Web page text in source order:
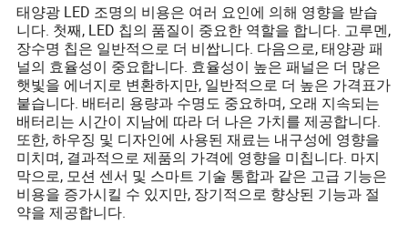
태양광 LED 조명의 비용은 여러 요인에 의해 영향을 받습
니다. 첫째, LED 칩의 품질이 중요한 역할을 합니다. 고루멘,
장수명 칩은 일반적으로 더 비쌉니다. 다음으로, 태양광 패
널의 효율성이 중요합니다. 효율성이 높은 패널은 더 많은
햇빛을 에너지로 변환하지만, 일반적으로 더 높은 가격표가
붙습니다. 배터리 용량과 수명도 중요하며, 오래 지속되는
배터리는 시간이 지남에 따라 더 나은 가치를 제공합니다.
또한, 하우징 및 디자인에 사용된 재료는 내구성에 영향을
미치며, 결과적으로 제품의 가격에 영향을 미칩니다. 마지
막으로, 모션 센서 및 스마트 기술 통합과 같은 고급 기능은
비용을 증가시킬 수 있지만, 장기적으로 향상된 기능과 절
약을 제공합니다.